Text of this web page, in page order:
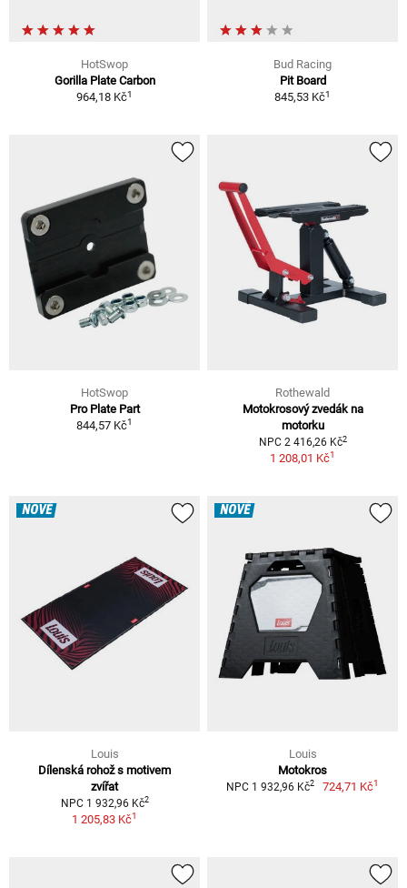
HotSwop
Gorilla Plate Carbon
964,18 Kč1
Bud Racing
Pit Board
845,53 Kč1
HotSwop
Pro Plate Part
844,57 Kč1
Rothewald
Motokrosový zvedák na
motorku
NPC 2 416,26 Kč2
1 208,01 Kč1
NOVÉ
Louis
Dílenská rohož s motivem
zvířat
NPC 1 932,96 Kč2
1 205,83 Kč1
NOVÉ
Louis
Motokros
NPC 1 932,96 Kč2 724,71 Kč1